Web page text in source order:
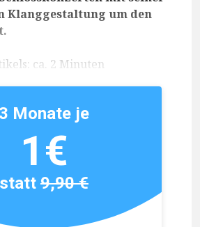
Klanggestaltung um den
ca. 2 Minuten
3 Monate je
1€
statt9,90 €